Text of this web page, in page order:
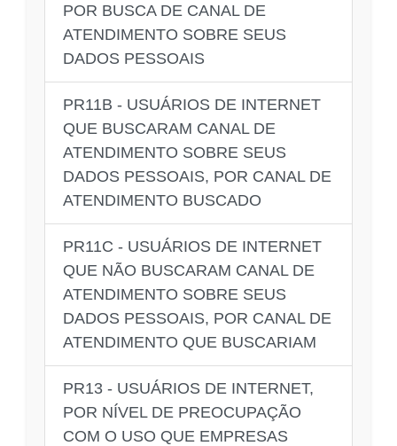
POR BUSCA DE CANAL DE
ATENDIMENTO SOBRE SEUS
DADOS PESSOAIS
PR11B - USUÁRIOS DE INTERNET
QUE BUSCARAM CANAL DE
ATENDIMENTO SOBRE SEUS
DADOS PESSOAIS, POR CANAL DE
ATENDIMENTO BUSCADO
PR11C - USUÁRIOS DE INTERNET
QUE NÃO BUSCARAM CANAL DE
ATENDIMENTO SOBRE SEUS
DADOS PESSOAIS, POR CANAL DE
ATENDIMENTO QUE BUSCARIAM
PR13 - USUÁRIOS DE INTERNET,
POR NÍVEL DE PREOCUPAÇÃO
COM O USO QUE EMPRESAS